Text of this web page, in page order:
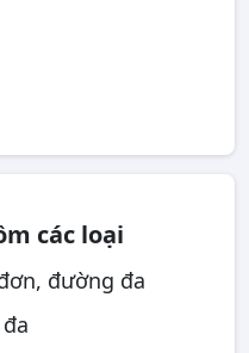
các loại
đường đa